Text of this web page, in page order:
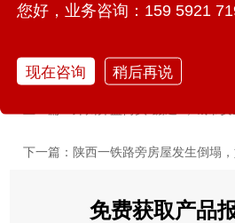
下一篇：陕西一铁路旁房屋发生倒塌
免费获取产品
您好，业务咨询：159 5921
现在咨询 稍后再说